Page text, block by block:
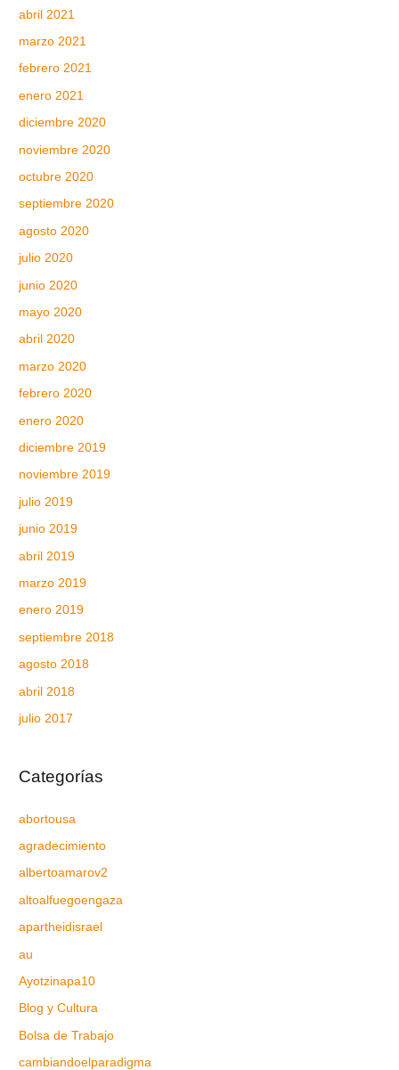
abril 2021
marzo 2021
febrero 2021
enero 2021
diciembre 2020
noviembre 2020
octubre 2020
septiembre 2020
agosto 2020
julio 2020
junio 2020
mayo 2020
abril 2020
marzo 2020
febrero 2020
enero 2020
diciembre 2019
noviembre 2019
julio 2019
junio 2019
abril 2019
marzo 2019
enero 2019
septiembre 2018
agosto 2018
abril 2018
julio 2017
Categorías
abortousa
agradecimiento
albertoamarov2
altoalfuegoengaza
apartheidisrael
au
Ayotzinapa10
Blog y Cultura
Bolsa de Trabajo
cambiandoelparadigma